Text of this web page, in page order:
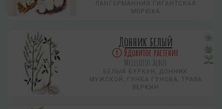
ЛАНГЕРМАННИЯ ГИГАНТСКАЯ
МОРЮХА
Донник белый
Ядовитое растение
Melilotus albus
БЕЛЫЙ БУРКУН, ДОННИК
МУЖСКОЙ, ГУНБА ГУНОБА, ТРАВА
ВЕРКИН